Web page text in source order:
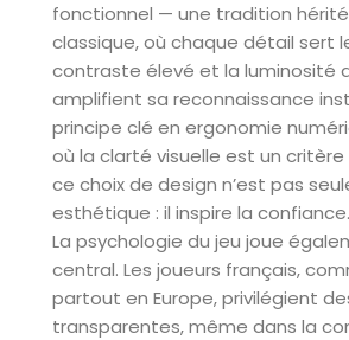
fonctionnel — une tradition
classique, où chaque détail sert
contraste élevé et la luminosité
amplifient sa reconnaissance
principe clé en ergonomie
où la clarté visuelle est un
ce choix de design n’est pas
esthétique : il inspire la confiance.
La psychologie du jeu joue
central. Les joueurs français,
partout en Europe, privilégient
transparentes, même dans la